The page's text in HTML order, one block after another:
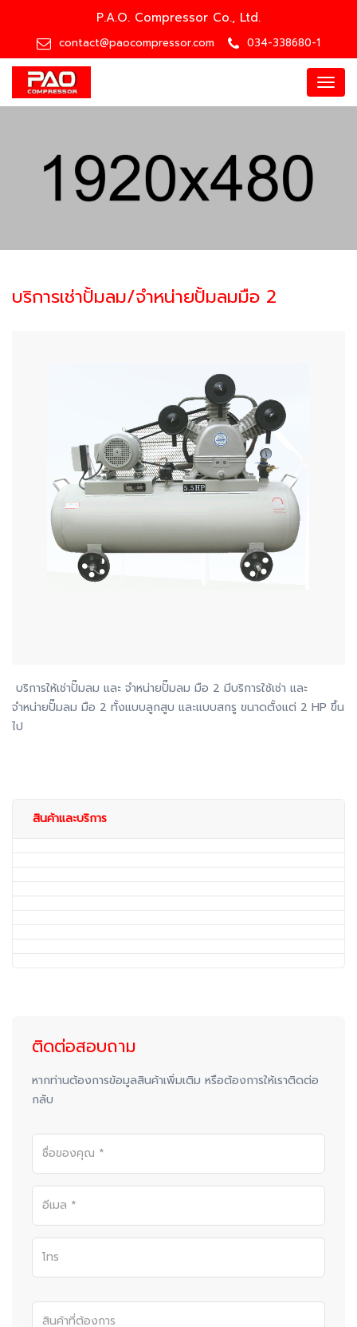
P.A.O. Compressor Co., Ltd.
contact@paocompressor.com 034-338680-1
Menu
บริการเช่าปั้มลม/จำหน่ายปั้มลมมือ 2
บริการให้เช่าปั๊มลม และ จำหน่ายปั๊มลม มือ 2 มีบริการใช้เช่า และ
จำหน่ายปั๊มลม มือ 2 ทั้งแบบลูกสูบ และแบบสกรู ขนาดตั้งแต่ 2 HP ขึ้น
ไป
สินค้าและบริการ
ติดต่อสอบถาม
หากท่านต้องการข้อมูลสินค้าเพิ่มเติม หรือต้องการให้เราติดต่อ
กลับ